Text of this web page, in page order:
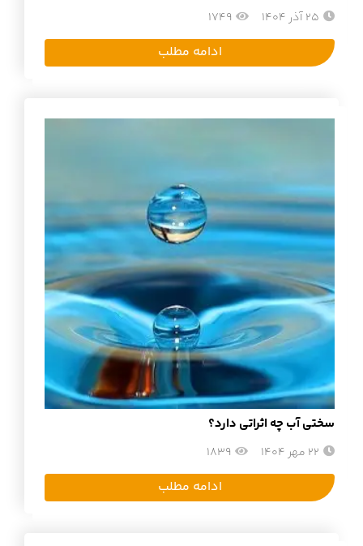
25 آذر 1404 1749
ادامه مطلب
سختی آب چه اثراتی دارد؟
22 مهر 1404 1839
ادامه مطلب